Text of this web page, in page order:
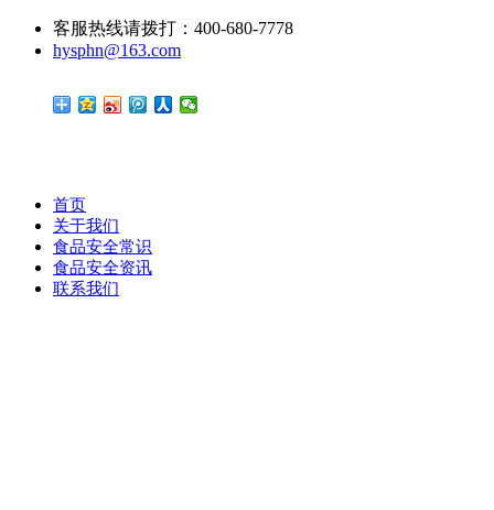
客服热线请拨打：400-680-7778
hysphn@163.com
首页
关于我们
食品安全常识
食品安全资讯
联系我们